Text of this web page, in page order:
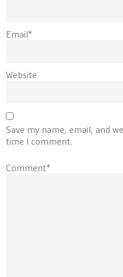
Email*
Website
Save my name, email, and
time I comment.
Comment*